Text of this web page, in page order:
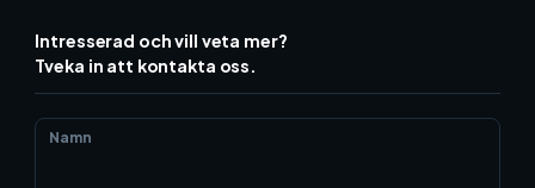
Intresserad och vill veta mer?
Tveka in att kontakta oss.
Namn